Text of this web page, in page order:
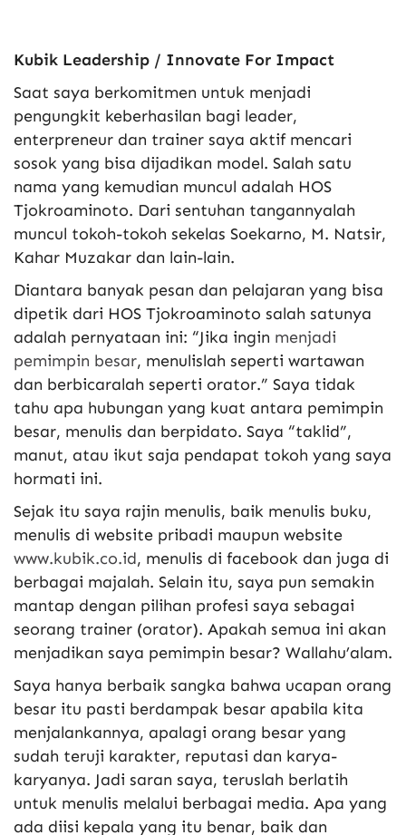
Kubik Leadership / Innovate For Impact
Saat saya berkomitmen untuk menjadi
pengungkit keberhasilan bagi leader,
enterpreneur dan trainer saya aktif mencari
sosok yang bisa dijadikan model. Salah satu
nama yang kemudian muncul adalah HOS
Tjokroaminoto. Dari sentuhan tangannyalah
muncul tokoh-tokoh sekelas Soekarno, M. Natsir,
Kahar Muzakar dan lain-lain.
Diantara banyak pesan dan pelajaran yang bisa
dipetik dari HOS Tjokroaminoto salah satunya
adalah pernyataan ini: “Jika ingin menjadi
pemimpin besar, menulislah seperti wartawan
dan berbicaralah seperti orator.” Saya tidak
tahu apa hubungan yang kuat antara pemimpin
besar, menulis dan berpidato. Saya “taklid”,
manut, atau ikut saja pendapat tokoh yang saya
hormati ini.
Sejak itu saya rajin menulis, baik menulis buku,
menulis di website pribadi maupun website
www.kubik.co.id, menulis di facebook dan juga di
berbagai majalah. Selain itu, saya pun semakin
mantap dengan pilihan profesi saya sebagai
seorang trainer (orator). Apakah semua ini akan
menjadikan saya pemimpin besar? Wallahu’alam.
Saya hanya berbaik sangka bahwa ucapan orang
besar itu pasti berdampak besar apabila kita
menjalankannya, apalagi orang besar yang
sudah teruji karakter, reputasi dan karya-
karyanya. Jadi saran saya, teruslah berlatih
untuk menulis melalui berbagai media. Apa yang
ada diisi kepala yang itu benar, baik dan